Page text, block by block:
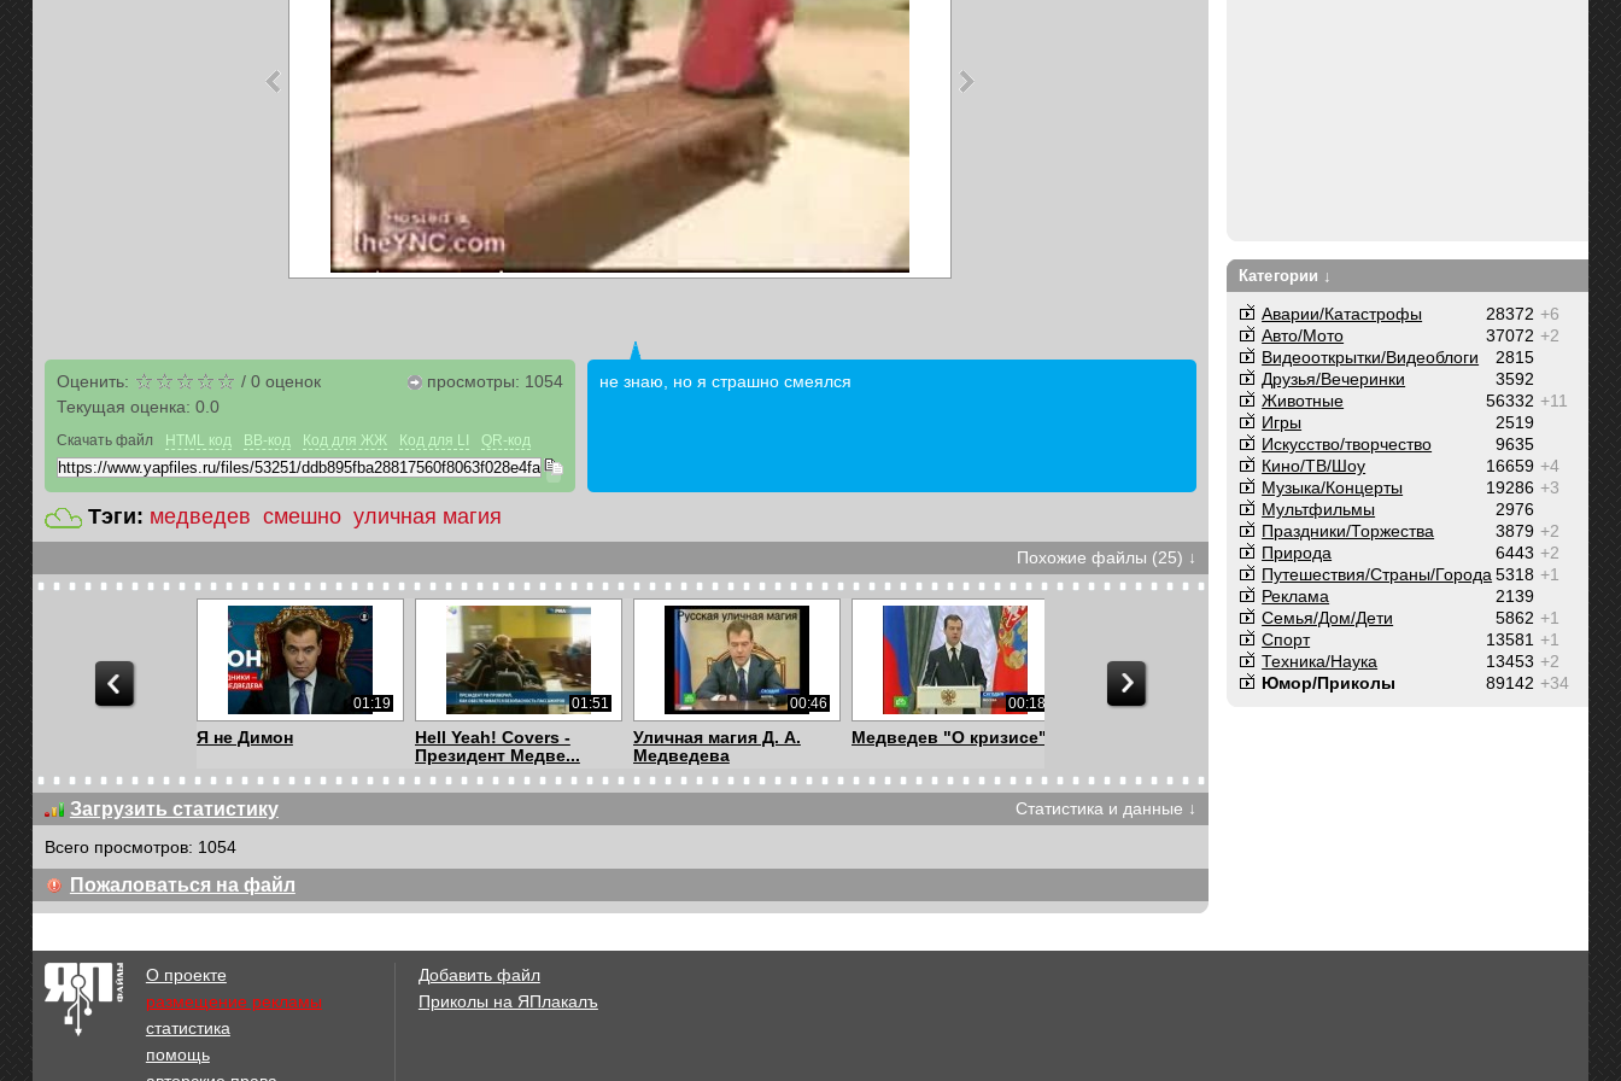
Оценить: / 0оценок
Текущая оценка: 0.0
просмотры: 1054
Скачать файл HTML код BB-код Код для ЖЖ Код для LI QR-код
не знаю, но я страшно смеялся
Тэги: медведев смешно уличная магия
Похожие файлы (25) ↓
01:19
Я не Димон
01:51
Hell Yeah! Covers -
Президент Медве...
00:46
Уличная магия Д. А.
Медведева
00:18
Медведев "О кризисе"
00:06
Медведев - Никто
270x480
Крикотерапия вышла
01:47
Alex-Anaps "Лиза
03:23
Alex-Anaps
Загрузить статистику
Статистика и данные ↓
Всего просмотров: 1054
Пожаловаться на файл
Категории ↓
+6
28372
Аварии/Катастрофы
+2
37072
Авто/Мото
2815
Видеооткрытки/Видеоблоги
3592
Друзья/Вечеринки
+11
56332
Животные
2519
Игры
9635
Искусство/творчество
+4
16659
Кино/ТВ/Шоу
+3
19286
Музыка/Концерты
2976
Мультфильмы
+2
3879
Праздники/Торжества
+2
6443
Природа
+1
5318
Путешествия/Cтраны/Города
2139
Реклама
+1
5862
Семья/Дом/Дети
+1
13581
Спорт
+2
13453
Техника/Наука
+34
89142
Юмор/Приколы
О проекте
размещение рекламы
статистика
помощь
Добавить файл
Приколы на ЯПлакалъ